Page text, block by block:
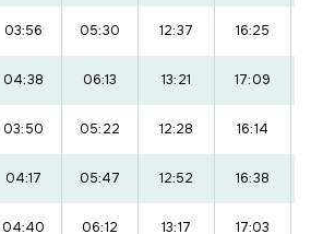
03:56 05:30 12:37 16:25
04:38 06:13 13:21 17:09
03:50 05:22 12:28 16:14
04:17 05:47 12:52 16:38
04:40 06:12 13:17 17:03